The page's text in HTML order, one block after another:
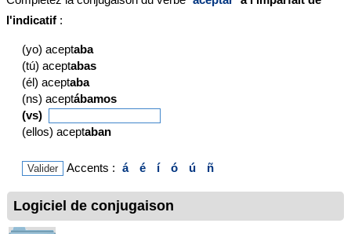
l'indicatif :
(yo) aceptaba
(tú) aceptabas
(él) aceptaba
(ns) aceptábamos
(vs)
(ellos) aceptaban
Accents : á é í ó ú ñ
Logiciel de conjugaison